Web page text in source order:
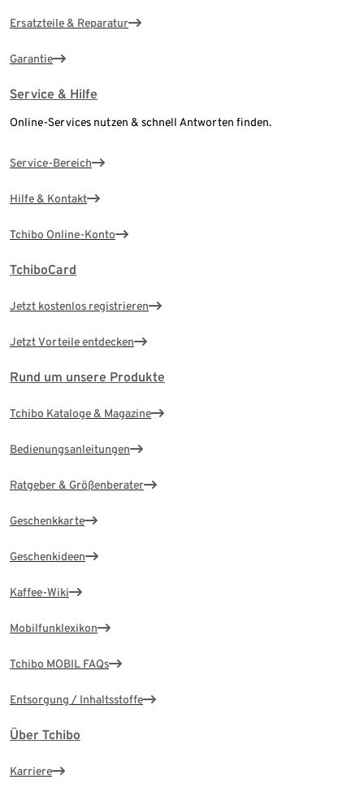
Ersatzteile & Reparatur
Garantie
Service & Hilfe
Online-Services nutzen & schnell Antworten finden.
Service-Bereich
Hilfe & Kontakt
Tchibo Online-Konto
TchiboCard
Jetzt kostenlos registrieren
Jetzt Vorteile entdecken
Rund um unsere Produkte
Tchibo Kataloge & Magazine
Bedienungsanleitungen
Ratgeber & Größenberater
Geschenkkarte
Geschenkideen
Kaffee-Wiki
Mobilfunklexikon
Tchibo MOBIL FAQs
Entsorgung / Inhaltsstoffe
Über Tchibo
Karriere